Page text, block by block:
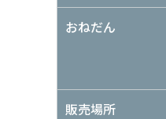
おねだん
販売場所